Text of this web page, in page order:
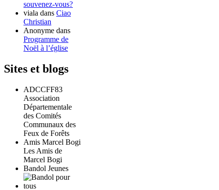
souvenez-vous?
viala dans Ciao
Christian
Anonyme dans
Programme de
Noël à l’église
Sites et blogs
ADCCFF83
Association
Départementale
des Comités
Communaux des
Feux de Forêts
Amis Marcel Bogi
Les Amis de
Marcel Bogi
Bandol Jeunes